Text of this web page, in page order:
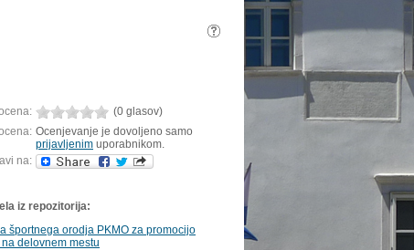
(0 glasov)
Ocenjevanje je dovoljeno samo
prijavljenim uporabnikom.
na:
iz repozitorija:
športnega orodja PKMO za promocijo
delovnem mestu